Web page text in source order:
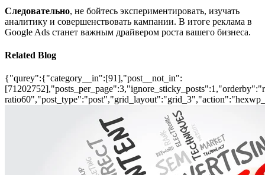
Следовательно, не бойтесь экспериментировать, изучать
аналитику и совершенствовать кампании. В итоге реклама в
Google Ads станет важным драйвером роста вашего бизнеса.
Related Blog
{"qurey":{"category__in":[91],"post__not_in":